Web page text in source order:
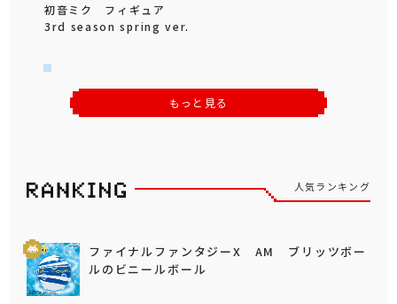
初音ミク フィギュア
3rd season spring ver.
もっと見る
人気ランキング
ファイナルファンタジーX AM ブリッツボー
ルのビニールボール